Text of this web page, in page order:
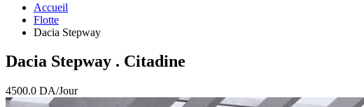
Accueil
Flotte
Dacia Stepway
Dacia Stepway . Citadine
4500.0 DA/Jour